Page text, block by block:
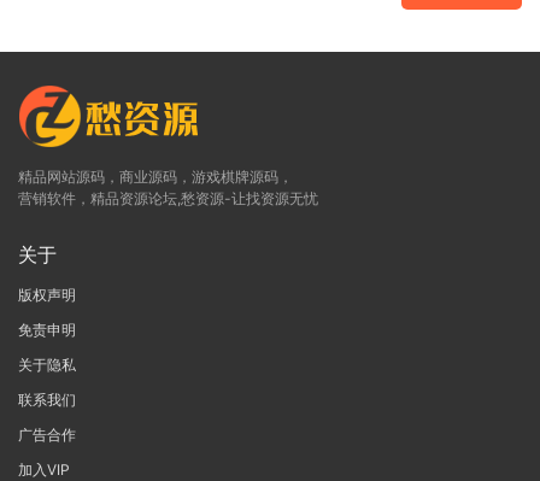
精品网站源码，商业源码，游戏棋牌源码，
营销软件，精品资源论坛,愁资源-让找资源无忧
关于
版权声明
免责申明
关于隐私
联系我们
广告合作
加入VIP